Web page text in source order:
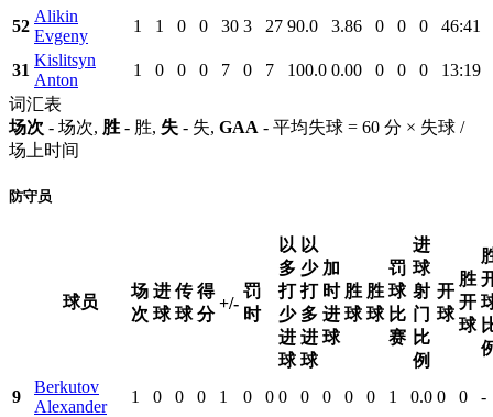
52
Alikin
Evgeny
1 1 0 0 30 3 27 90.0 3.86 0 0 0 46:41
31
Kislitsyn
Anton
1 0 0 0 7 0 7 100.0 0.00 0 0 0
13:19
词汇表
场次 - 场次, 胜 - 胜, 失 - 失, GAA - 平均失球 = 60 分 × 失球 /
场上时间
防守员
球员
场
次
进
球
传
球
得
分
+/-
罚
时
以
多
打
少
进
球
以
少
打
多
进
球
加
时
进
球
胜
球
胜
球
罚
球
比
赛
进
球
射
门
比
例
开
球
胜
开
球
9
Berkutov
Alexander
1 0 0 0 1 0 0 0 0 0 0 0 1 0.0 0 0 -